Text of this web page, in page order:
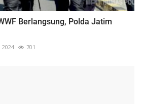
Berlangsung, Polda Jatim
2024 701